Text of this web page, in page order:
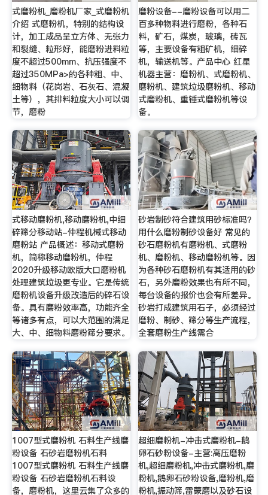
式磨粉机_磨粉机厂家_式磨粉机
介绍 式磨粉机，特别的结构设
计，加工成品呈立方体、无张力
和裂缝、粒形好，能磨粉进料粒
度不超过500mm、抗压强度不
超过350MPa>的各种粗、中、
细物料（花岗岩、石灰石、混凝
土等），其排料粒度大小可以调
节，磨粉
磨粉设备--磨粉设备可以用二
百多种物料进行磨粉，各种石
料，矿石，煤炭，玻璃，砖瓦
等，主要设备有粗矿机，细碎
机，输送机等。产品中心 红星
机器主营：磨粉机、式磨粉机、
磨粉机、建筑垃圾磨粉机、移动
式磨粉机、重锤式磨粉机等设
备。
式移动磨粉机,移动磨粉机,中细
碎筛分移动站-仲程机械式移动
磨粉站 产品概述：移动式磨粉
机，简称移动磨粉机，仲程
2020升级移动欧版大口磨粉机
处理建筑垃圾更专业。它是传统
磨粉机设备升级改造后的碎石设
备。具有磨粉效率高，功能齐全
等诸多有点，可以大范围的满足
大、中、细物料磨粉筛分要求。
砂岩制砂符合建筑用砂标准吗？
用什么磨粉制砂设备好 常见的
砂石磨粉机有磨粉机、式磨粉
机、磨粉机、移动磨粉机等。因
为各种砂石磨粉机有其适用的砂
石，另外磨粉效果也有所不同，
每台设备的报价也会有所差异。
砂岩打成建筑用石子，必须经过
磨粉、制砂、筛分等生产流程，
全套磨粉生产线需合
1007型式磨粉机 石料生产线磨
粉设备 石砂岩磨粉机石料
1007型式磨粉机 石料生产线磨
粉设备 石砂岩磨粉机石料设
备，磨粉机，这里云集了众多的
超细磨粉机-冲击式磨粉机-鹅
卵石砂粉设备-主营:高压磨粉
机,超细磨粉机,冲击式磨粉机,磨
粉机,鹅卵石砂粉设备,磨粉机,磨
粉机,振动筛,雷蒙磨以及砂石设